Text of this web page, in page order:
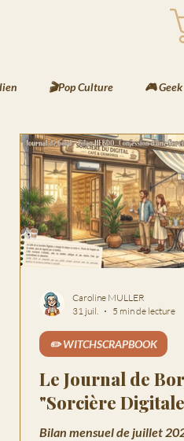
🎬Pop Culture 🎮
📘 Écriture Jeunesse 🧠
Recettes de Bjorn 🌍Les
Le Journal de
"Sorcière
Bilan mensuel de juillet
✏️ WITCHSCRAPBOOK
Caroline MULLER
31 juil.
5 min de lecture